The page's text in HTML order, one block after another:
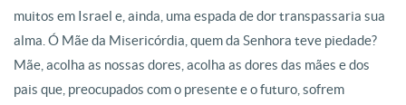
muitos em Israel e, ainda, uma espada de dor transpassaria sua
alma. Ó Mãe da Misericórdia, quem da Senhora teve piedade?
Mãe, acolha as nossas dores, acolha as dores das mães e dos
pais que, preocupados com o presente e o futuro, sofrem